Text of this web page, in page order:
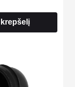
Į krepšelį